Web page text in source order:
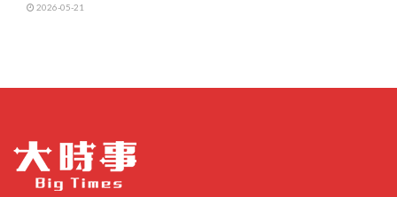
2026-05-21